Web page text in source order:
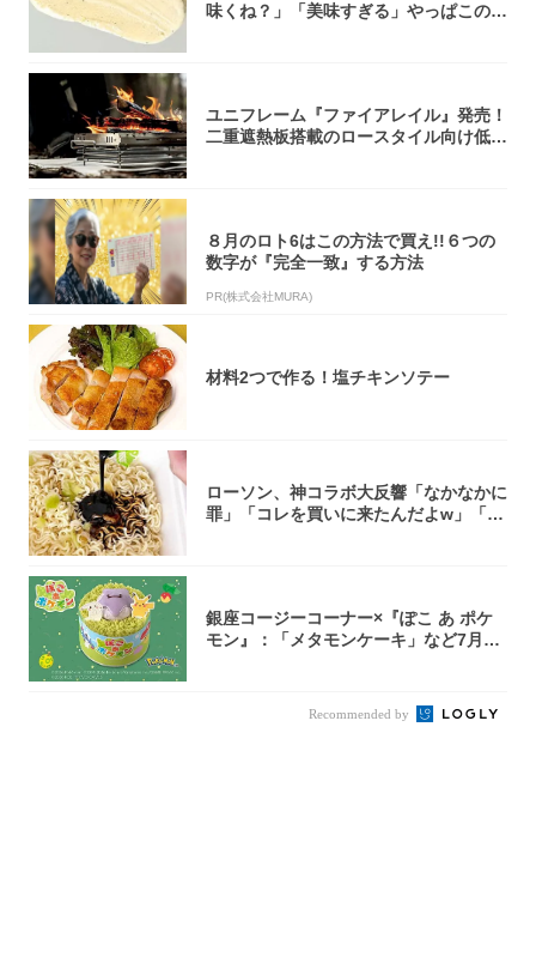
味くね？」「美味すぎる」やっぱこのク
ユニフレーム『ファイアレイル』発売！
二重遮熱板搭載のロースタイル向け低型
８月のロト6はこの方法で買え!!６つの
数字が『完全一致』する方法
PR(株式会社MURA)
材料2つで作る！塩チキンソテー
ローソン、神コラボ大反響「なかなかに
罪」「コレを買いに来たんだよw」「３
銀座コージーコーナー×『ぽこ あ ポケ
モン』：「メタモンケーキ」など7月31
Recommended by